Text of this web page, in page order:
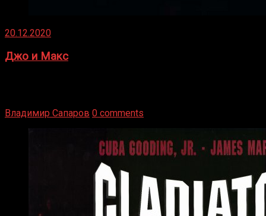
20.12.2020
Джо и Макс
Владимир Сапаров 0 comments